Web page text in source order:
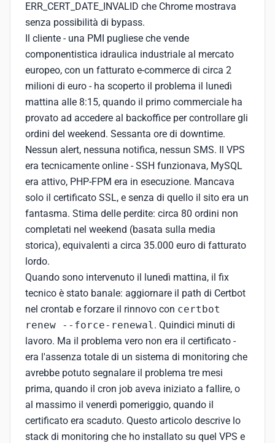
ERR_CERT_DATE_INVALID che Chrome mostrava
senza possibilità di bypass.
Il cliente - una PMI pugliese che vende
componentistica idraulica industriale al mercato
europeo, con un fatturato e-commerce di circa 2
milioni di euro - ha scoperto il problema il lunedì
mattina alle 8:15, quando il primo commerciale ha
provato ad accedere al backoffice per controllare gli
ordini del weekend. Sessanta ore di downtime.
Nessun alert, nessuna notifica, nessun SMS. Il VPS
era tecnicamente online - SSH funzionava, MySQL
era attivo, PHP-FPM era in esecuzione. Mancava
solo il certificato SSL, e senza di quello il sito era un
fantasma. Stima delle perdite: circa 80 ordini non
completati nel weekend (basata sulla media
storica), equivalenti a circa 35.000 euro di fatturato
lordo.
Quando sono intervenuto il lunedì mattina, il fix
tecnico è stato banale: aggiornare il path di Certbot
nel crontab e forzare il rinnovo con certbot
renew --force-renewal. Quindici minuti di
lavoro. Ma il problema vero non era il certificato -
era l'assenza totale di un sistema di monitoring che
avrebbe potuto segnalare il problema tre mesi
prima, quando il cron job aveva iniziato a fallire, o
al massimo il venerdì pomeriggio, quando il
certificato era scaduto. Questo articolo descrive lo
stack di monitoring che ho installato su quel VPS e